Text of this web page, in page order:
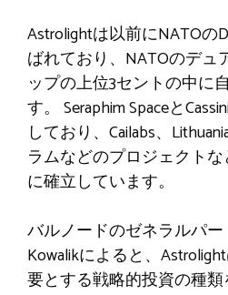
Astrolightは以前にNATOの
ばれており、NATOのデュ
ップの上位3セントの中に
す。 Seraphim Spaceと
しており、Cailabs、
ラムなどのプロジェクト
に確立しています。
バルノードのゼネラルパー
Kowalikによると、
要とする戦略的投資の種類